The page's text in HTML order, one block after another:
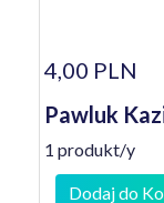
4,00 PLN
Pawluk
1 produkt/y
Dodaj do